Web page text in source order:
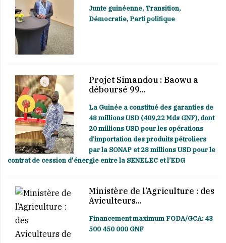
Junte guinéenne, Transition,
Démocratie, Parti politique
Projet Simandou : Baowu a
déboursé 99...
La Guinée a constitué des garanties de
48 millions USD (409,22 Mds GNF), dont
20 millions USD pour les opérations
d’importation des produits pétroliers
par la SONAP et 28 millions USD pour le
contrat de cession d'énergie entre la SENELEC et l’EDG
Ministère de l’Agriculture : des
Aviculteurs...
Financement maximum FODA/GCA: 43
500 450 000 GNF